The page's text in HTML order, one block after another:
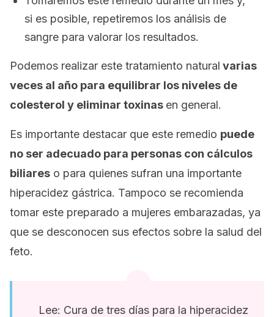
si es posible, repetiremos los análisis de
sangre para valorar los resultados.
Podemos realizar este tratamiento natural varias
veces al año para equilibrar los niveles de
colesterol y eliminar toxinas en general.
Es importante destacar que este remedio puede
no ser adecuado para personas con cálculos
biliares o para quienes sufran una importante
hiperacidez gástrica. Tampoco se recomienda
tomar este preparado a mujeres embarazadas, ya
que se desconocen sus efectos sobre la salud del
feto.
Lee: Cura de tres días para la hiperacidez